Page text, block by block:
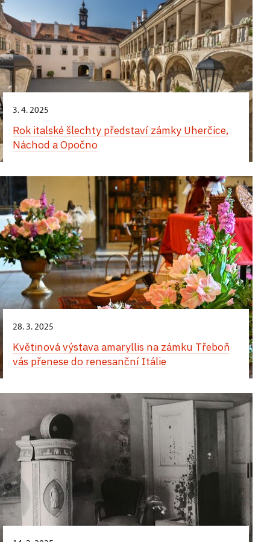
3. 4. 2025
Rok italské šlechty představí zámky Uherčice,
Náchod a Opočno
28. 3. 2025
Květinová výstava amaryllis na zámku Třeboň
vás přenese do renesanční Itálie